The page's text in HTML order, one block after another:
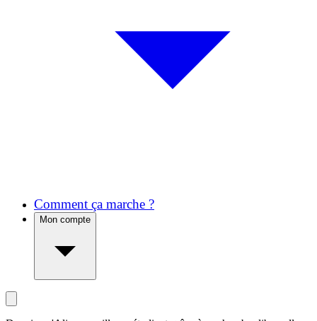
Comment ça marche ?
Mon compte